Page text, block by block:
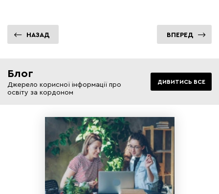
НАЗАД ВПЕРЕД
Блог
Джерело корисної інформації про
освіту за кордоном
ДИВИТИСЬ ВСЕ